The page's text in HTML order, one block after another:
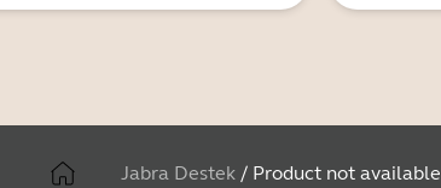
Jabra Destek / Product not available